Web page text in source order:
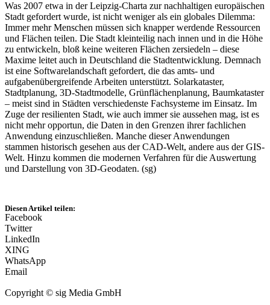
Was 2007 etwa in der Leipzig-Charta zur nachhaltigen europäischen
Stadt gefordert wurde, ist nicht weniger als ein globales Dilemma:
Immer mehr Menschen müssen sich knapper werdende Ressourcen
und Flächen teilen. Die Stadt kleinteilig nach innen und in die Höhe
zu entwickeln, bloß keine weiteren Flächen zersiedeln – diese
Maxime leitet auch in Deutschland die Stadtentwicklung. Demnach
ist eine Softwarelandschaft gefordert, die das amts- und
aufgabenübergreifende Arbeiten unterstützt. Solarkataster,
Stadtplanung, 3D-Stadtmodelle, Grünflächenplanung, Baumkataster
– meist sind in Städten verschiedenste Fachsysteme im Einsatz. Im
Zuge der resilienten Stadt, wie auch immer sie aussehen mag, ist es
nicht mehr opportun, die Daten in den Grenzen ihrer fachlichen
Anwendung einzuschließen. Manche dieser Anwendungen
stammen historisch gesehen aus der CAD-Welt, andere aus der GIS-
Welt. Hinzu kommen die modernen Verfahren für die Auswertung
und Darstellung von 3D-Geodaten. (sg)
Diesen Artikel teilen:
Facebook
Twitter
LinkedIn
XING
WhatsApp
Email
Copyright © sig Media GmbH